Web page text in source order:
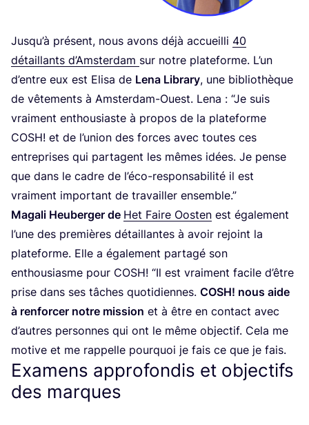
Jus­qu’à pré­sent, nous avons déjà accueilli 40
détaillants d’Am­ster­dam sur notre pla­te­forme. L’un
d’entre eux est Eli­sa de Lena Libra­ry, une biblio­thèque
de vête­ments à Amster­dam-Ouest. Lena : “Je suis
vrai­ment enthou­siaste à pro­pos de la pla­te­forme
COSH! et de l’u­nion des forces avec toutes ces
entre­prises qui par­tagent les mêmes idées. Je pense
que dans le cadre de l’éco-responsabilité il est
vrai­ment impor­tant de tra­vailler ensemble.”
Maga­li Heu­ber­ger de Het Faire Oos­ten est éga­le­ment
l’une des pre­mières détaillantes à avoir rejoint la
pla­te­forme. Elle a éga­le­ment par­ta­gé son
enthou­siasme pour COSH! “Il est vrai­ment facile d’être
prise dans ses tâches quo­ti­diennes. COSH! nous aide
à ren­for­cer notre mis­sion et à être en contact avec
d’autres per­sonnes qui ont le même objec­tif. Cela me
motive et me rap­pelle pour­quoi je fais ce que je fais.
Examens approfondis et objectifs
des marques